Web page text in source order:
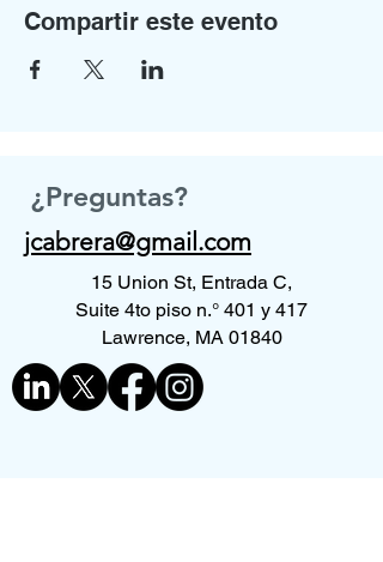
Compartir este evento
¿Preguntas?
jcabrera@gmail.com
15 Union St, Entrada C,
Suite 4to piso n.° 401 y 417
Lawrence, MA 01840